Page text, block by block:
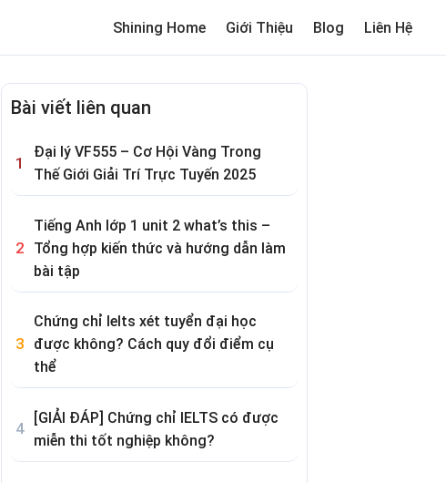
Shining Home Giới Thiệu Blog Liên Hệ
MemeReview trường cho bé
Bài viết liên quan
Đại lý VF555 – Cơ Hội Vàng Trong
Thế Giới Giải Trí Trực Tuyến 2025
Tiếng Anh lớp 1 unit 2 what’s this –
Tổng hợp kiến thức và hướng dẫn làm
bài tập
Chứng chỉ Ielts xét tuyển đại học
được không? Cách quy đổi điểm cụ
thể
[GIẢI ĐÁP] Chứng chỉ IELTS có được
miễn thi tốt nghiệp không?